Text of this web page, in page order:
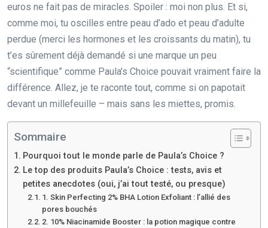
euros ne fait pas de miracles. Spoiler : moi non plus. Et si,
comme moi, tu oscilles entre peau d’ado et peau d’adulte
perdue (merci les hormones et les croissants du matin), tu
t’es sûrement déjà demandé si une marque un peu
“scientifique” comme Paula’s Choice pouvait vraiment faire la
différence. Allez, je te raconte tout, comme si on papotait
devant un millefeuille – mais sans les miettes, promis.
Sommaire
Pourquoi tout le monde parle de Paula’s Choice ?
Le top des produits Paula’s Choice : tests, avis et
petites anecdotes (oui, j’ai tout testé, ou presque)
1. Skin Perfecting 2% BHA Lotion Exfoliant : l’allié des
pores bouchés
2. 10% Niacinamide Booster : la potion magique contre